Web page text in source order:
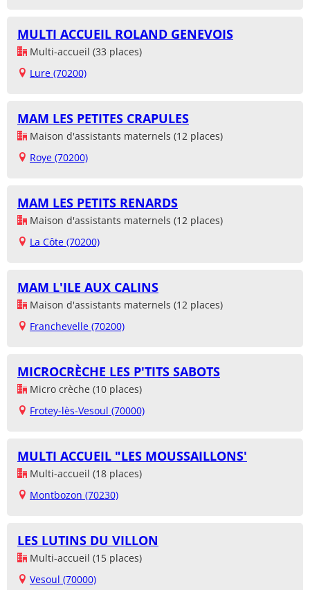
MULTI ACCUEIL ROLAND GENEVOIS
Multi-accueil (33 places)
Lure (70200)
MAM LES PETITES CRAPULES
Maison d'assistants maternels (12 places)
Roye (70200)
MAM LES PETITS RENARDS
Maison d'assistants maternels (12 places)
La Côte (70200)
MAM L'ILE AUX CALINS
Maison d'assistants maternels (12 places)
Franchevelle (70200)
MICROCRÈCHE LES P'TITS SABOTS
Micro crèche (10 places)
Frotey-lès-Vesoul (70000)
MULTI ACCUEIL "LES MOUSSAILLONS'
Multi-accueil (18 places)
Montbozon (70230)
LES LUTINS DU VILLON
Multi-accueil (15 places)
Vesoul (70000)